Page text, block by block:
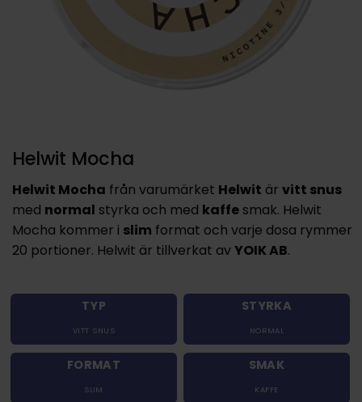
Helwit Mocha
Helwit Mocha från varumärket Helwit är vitt snus
med normal styrka och med kaffe smak. Helwit
Mocha kommer i slim format och varje dosa rymmer
20 portioner. Helwit är tillverkat avYOIK AB.
TYP
VITT SNUS
STYRKA
NORMAL
FORMAT
SLIM
SMAK
KAFFE